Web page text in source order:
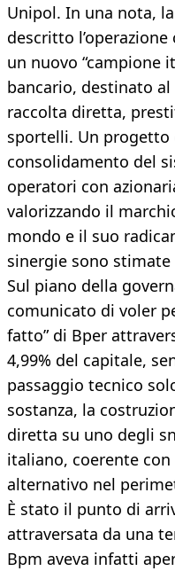
Unipol. In una nota,
descritto
un nuovo “campione
bancario, destinato
raccolta diretta,
sportelli. Un progetto
consolidamento del
operatori con
valorizzando il
mondo e il suo
sinergie sono
Sul piano della
comunicato di voler
fatto” di Bper
4,99% del capitale,
passaggio tecnico
sostanza, la
diretta su uno degli
italiano, coerente
alternativo nel
È stato il punto di
attraversata da una
Bpm aveva infatti